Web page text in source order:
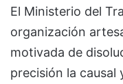
El Ministerio del
organización
motivada de
precisión la causal